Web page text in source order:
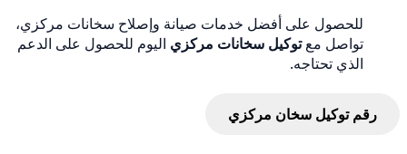
للحصول على أفضل خدمات صيانة وإصلاح سخانات مركزي،
تواصل معتوكيل سخانات مركزي اليوم للحصول على الدعم
الذي تحتاجه.
رقم توكيل سخان مركزي